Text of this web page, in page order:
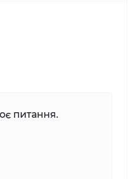
питання.